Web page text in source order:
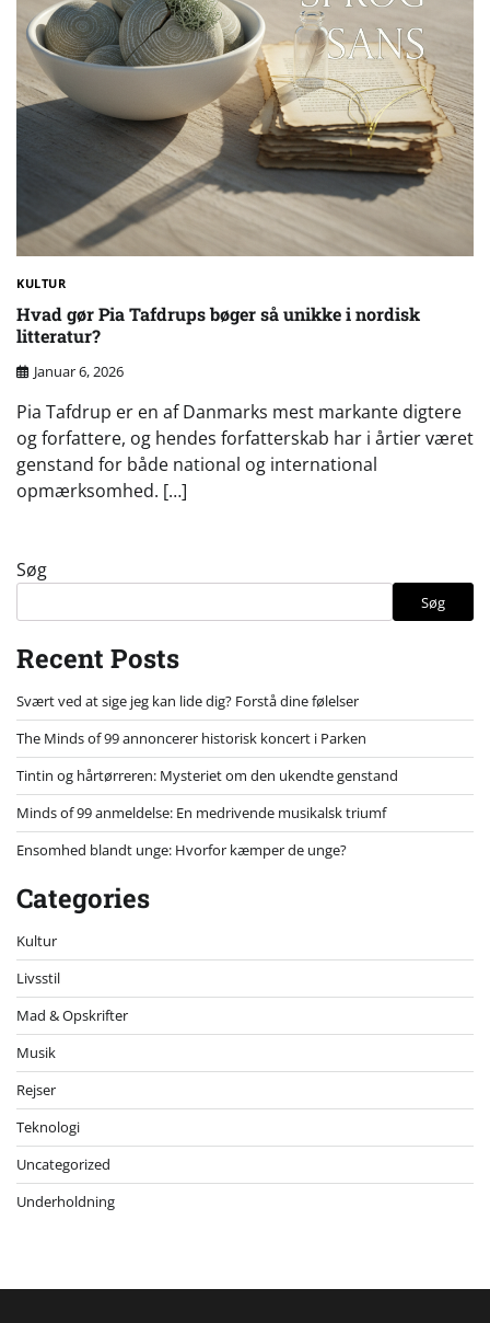
KULTUR
Hvad gør Pia Tafdrups bøger så unikke i nordisk
litteratur?
Januar 6, 2026
Pia Tafdrup er en af Danmarks mest markante digtere
og forfattere, og hendes forfatterskab har i årtier været
genstand for både national og international
opmærksomhed. […]
Søg
Søg
Recent Posts
Svært ved at sige jeg kan lide dig? Forstå dine følelser
The Minds of 99 annoncerer historisk koncert i Parken
Tintin og hårtørreren: Mysteriet om den ukendte genstand
Minds of 99 anmeldelse: En medrivende musikalsk triumf
Ensomhed blandt unge: Hvorfor kæmper de unge?
Categories
Kultur
Livsstil
Mad & Opskrifter
Musik
Rejser
Teknologi
Uncategorized
Underholdning